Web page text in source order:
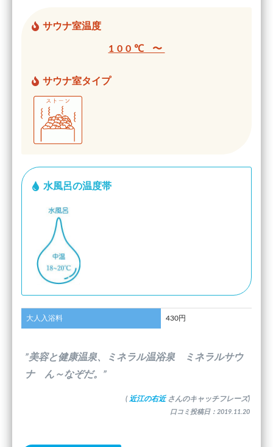
サウナ室温度
100℃ 〜
サウナ室タイプ
水風呂の温度帯
大人入浴料 430円
”美容と健康温泉、ミネラル温浴泉 ミネラルサウ
ナ ん～なぞだ。”
( 近江の右近 さんのキャッチフレーズ)
口コミ投稿日：2019.11.20